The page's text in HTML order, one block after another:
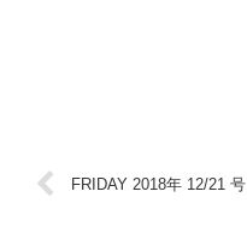
FRIDAY 2018年 12/21 号